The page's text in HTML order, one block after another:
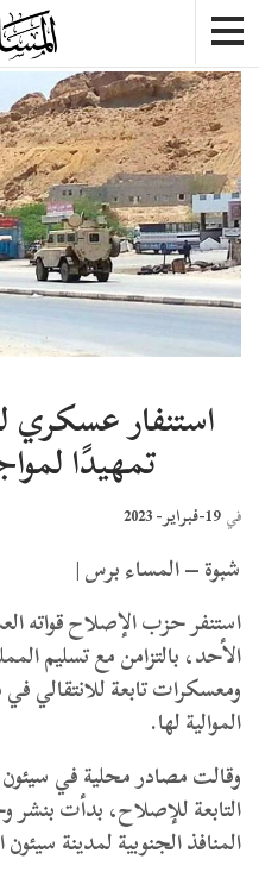
استنفار
تمهيدًا
في 19-فبراير- 2023
شبوة – المساء برس |
استنفر حزب الإصلاح قواته
الأحد، بالتزامن مع تسليم
ومعسكرات تابعة للانتقالي
الموالية لها.
وقالت مصادر محلية في
التابعة للإصلاح، بدأت
المنافذ الجنوبية لمدينة